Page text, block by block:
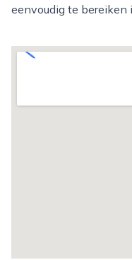
eenvoudig te bereiken